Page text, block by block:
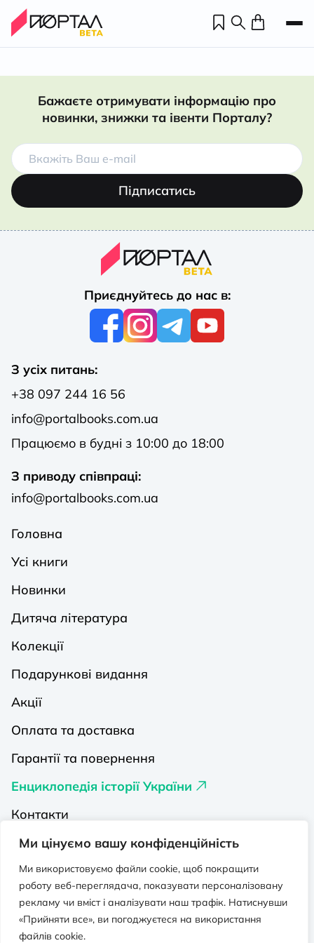
Ми цінуємо вашу конфіденційність
Ми використовуємо файли cookie, щоб покращити
роботу веб-переглядача, показувати персоналізовану
рекламу чи вміст і аналізувати наш трафік. Натиснувши
«Прийняти все», ви погоджуєтеся на використання
файлів cookie.
Бажаєте отримувати інформацію про
новинки, знижки та івенти Порталу?
Підписатись
Приєднуйтесь до нас в:
З усіх питань:
+38 097 244 16 56
info@portalbooks.com.ua
Працюємо в будні з 10:00 до 18:00
З приводу співпраці:
info@portalbooks.com.ua
Головна
Усі книги
Новинки
Дитяча література
Колекції
Подарункові видання
Акції
Оплата та доставка
Гарантії та повернення
Енциклопедія історії України
Контакти
Про нас
Видавництва на Порталі
Політика конфіденційності
Публічна оферта